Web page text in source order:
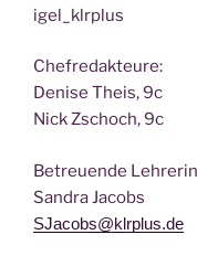
igel_klrplus
Chef­re­dak­teu­re:
Deni­se Theis, 9c
Nick Zscho­ch, 9c
Betreu­en­de
San­dra Jacobs
SJacobs@klrplus.de